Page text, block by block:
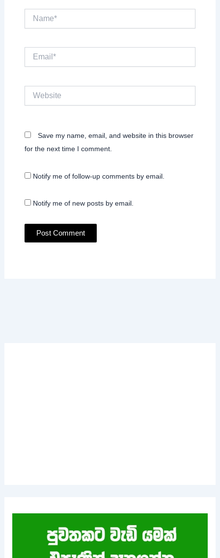
Email*
Save my name, email, and website in this browser
for the next time I comment.
Notify me of follow-up comments by email.
Notify me of new posts by email.